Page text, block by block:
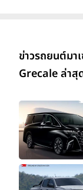
ข่าวรถยนต์มา
Grecale ล่าสุ